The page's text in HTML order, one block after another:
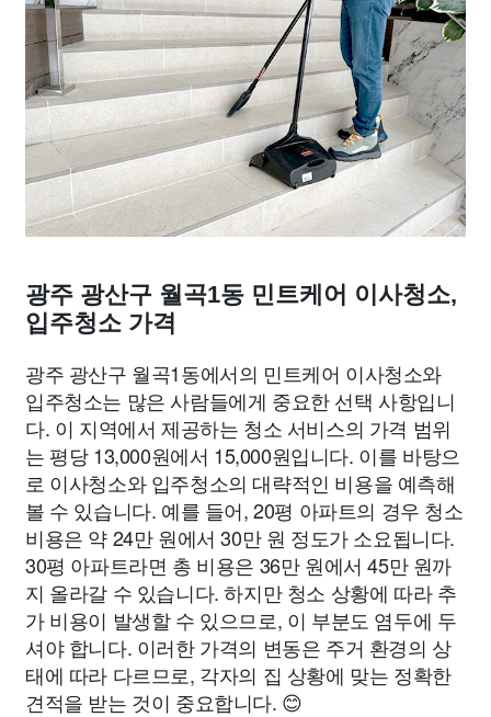
광주 광산구 월곡1동 민트케어 이사청소,
입주청소 가격
광주 광산구 월곡1동에서의 민트케어 이사청소와
입주청소는 많은 사람들에게 중요한 선택 사항입니
다. 이 지역에서 제공하는 청소 서비스의 가격 범위
는 평당 13,000원에서 15,000원입니다. 이를 바탕으
로 이사청소와 입주청소의 대략적인 비용을 예측해
볼 수 있습니다. 예를 들어, 20평 아파트의 경우 청소
비용은 약 24만 원에서 30만 원 정도가 소요됩니다.
30평 아파트라면 총 비용은 36만 원에서 45만 원까
지 올라갈 수 있습니다. 하지만 청소 상황에 따라 추
가 비용이 발생할 수 있으므로, 이 부분도 염두에 두
셔야 합니다. 이러한 가격의 변동은 주거 환경의 상
태에 따라 다르므로, 각자의 집 상황에 맞는 정확한
견적을 받는 것이 중요합니다. 😊